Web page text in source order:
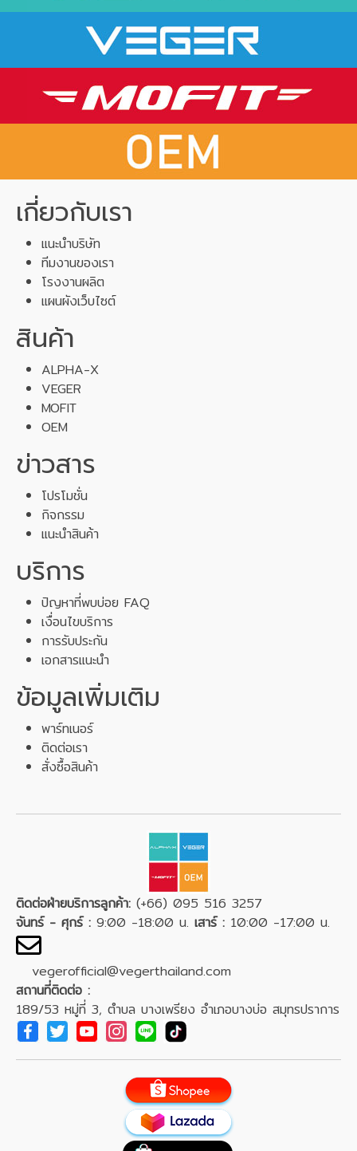
เกี่ยวกับเรา
แนะนำบริษัท
ทีมงานของเรา
โรงงานผลิต
แผนผังเว็บไซต์
สินค้า
ALPHA-X
VEGER
MOFIT
OEM
ข่าวสาร
โปรโมชั่น
กิจกรรม
แนะนำสินค้า
บริการ
ปัญหาที่พบบ่อย FAQ
เงื่อนไขบริการ
การรับประกัน
เอกสารแนะนำ
ข้อมูลเพิ่มเติม
พาร์ทเนอร์
ติดต่อเรา
สั่งซื้อสินค้า
ติดต่อฝ่ายบริการลูกค้า: (+66) 095 516 3257
จันทร์ - ศุกร์ : 9:00 -18:00 น. เสาร์ : 10:00 -17:00 น.
vegerofficial@vegerthailand.com
สถานที่ติดต่อ :
189/53 หมู่ที่ 3, ตำบล บางเพรียง อำเภอบางบ่อ สมุทรปราการ